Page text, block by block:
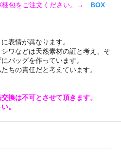
梱包をご注文ください。→ BOX
表情が異なります。
ワなどは天然素材の証と考え、そ
バッグを作っています。
ちの責任だと考えています。
換は不可とさせて頂きます。
。